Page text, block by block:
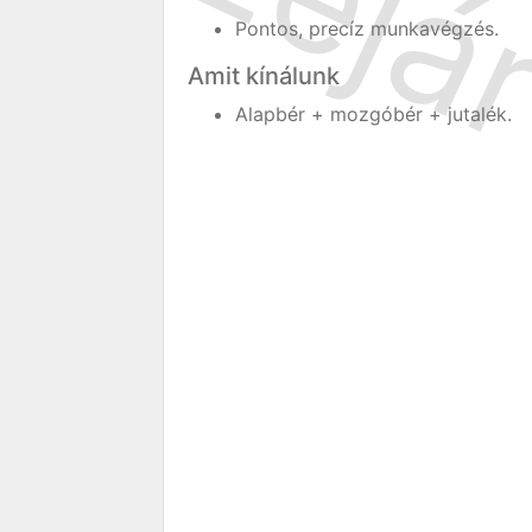
Pontos, precíz munkavégzés.
Amit kínálunk
Alapbér + mozgóbér + jutalék.